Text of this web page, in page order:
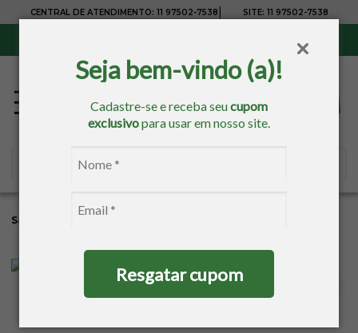
Seja bem-vindo (a)!
Cadastre-se e receba seucupom
exclusivopara usar em nosso site.
Resgatar cupom
CENTRAL DE ATENDIMENTO: 11 97502-7538 SITE: 11 97502-7538
Sacaria